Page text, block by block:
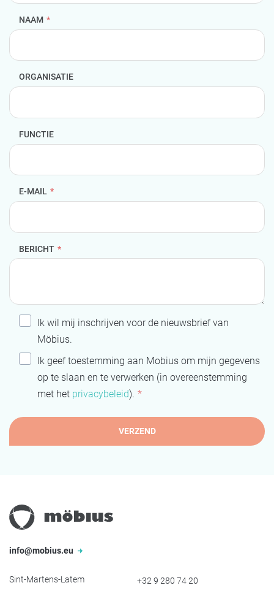
NAAM *
ORGANISATIE
FUNCTIE
E-MAIL *
BERICHT *
Ik wil mij inschrijven voor de nieuwsbrief van
Möbius.
Ik geef toestemming aan Mobius om mijn gegevens
op te slaan en te verwerken (in overeenstemming
met het privacybeleid). *
info@mobius.eu
Sint-Martens-Latem +32 9 280 74 20